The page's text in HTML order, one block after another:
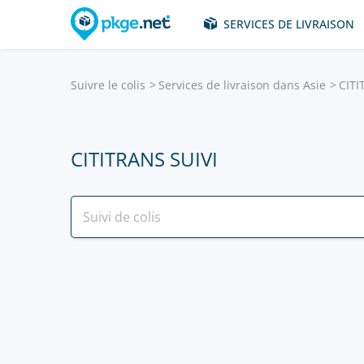
SERVICES DE LIVRAISON
Suivre le colis Services de livraison dans Asie
CITITRANS SUIVI